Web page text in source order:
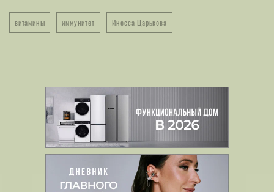
витамины иммунитет Инесса Царькова